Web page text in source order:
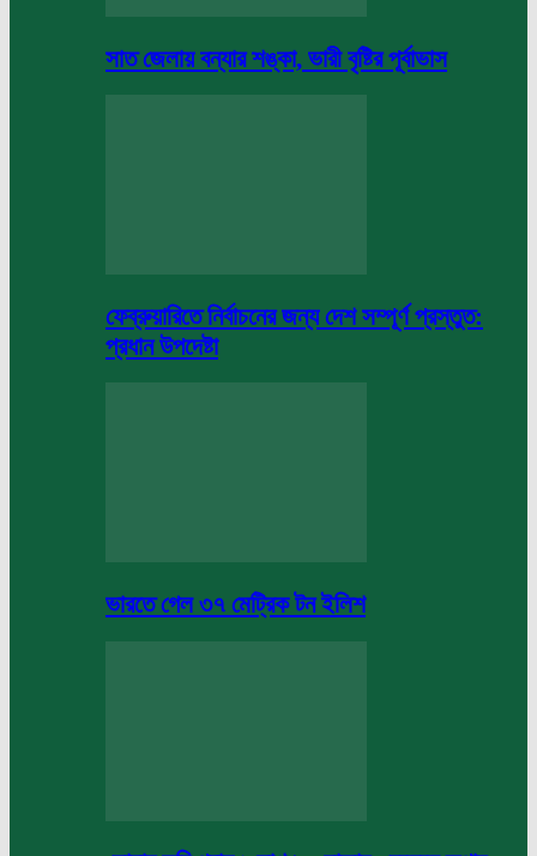
সাত জেলায় বন্যার শঙ্কা, ভারী বৃষ্টির পূর্বাভাস
ফেব্রুয়ারিতে নির্বাচনের জন্য দেশ সম্পূর্ণ প্রস্তুত:
প্রধান উপদেষ্টা
ভারতে গেল ৩৭ মেট্রিক টন ইলিশ